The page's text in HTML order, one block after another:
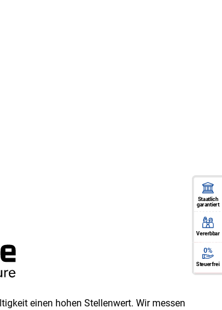
einen ho­hen Stellen­wert. Wir messen
Staatlich
garantiert
Die
Vererbbar
der
Steuerfrei